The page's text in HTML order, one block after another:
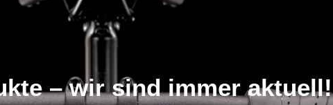
– wir sind immer aktuell!